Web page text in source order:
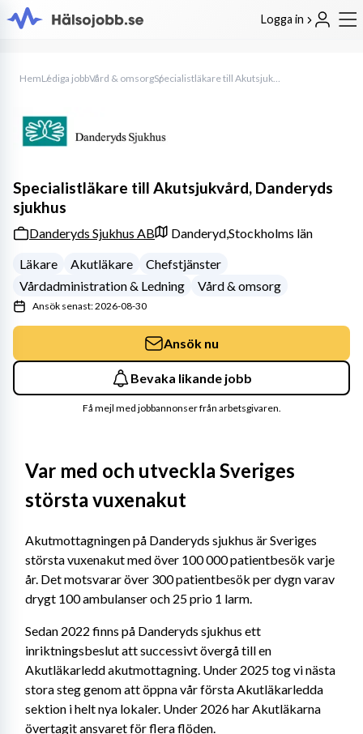
Logga in
HemLediga jobbVård & omsorg Specialistläkare till Akutsjukvård, Danderyds sjukhus
Var med och utveckla Sveriges
största vuxenakut
Akutmottagningen på Danderyds sjukhus är Sveriges
största vuxenakut med över 100 000 patientbesök varje
år. Det motsvarar över 300 patientbesök per dygn varav
drygt 100 ambulanser och 25 prio 1 larm.
Sedan 2022 finns på Danderyds sjukhus ett
inriktningsbeslut att successivt övergå till en
Akutläkarledd akutmottagning. Under 2025 tog vi nästa
stora steg genom att öppna vår första Akutläkarledda
sektion i helt nya lokaler. Under 2026 har Akutläkarna
övertagit ansvaret för flera flöden.
Specialistläkare till Akutsjukvård, Danderyds
sjukhus
Danderyds Sjukhus AB Danderyd,Stockholms län
Läkare
Akutläkare
Chefstjänster
Vårdadministration & Ledning
Vård & omsorg
Ansök senast: 2026-08-30
Ansök nu
Bevaka likande jobb
Få mejl med jobbannonser från arbetsgivaren.